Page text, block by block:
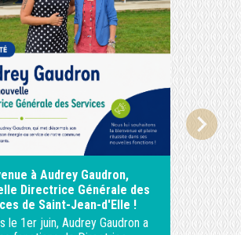
à Audrey Gaudron,
Directrice Générale des
de Saint-Jean-d'Elle !
le 1er juin, Audrey Gaudron a
chevron_right